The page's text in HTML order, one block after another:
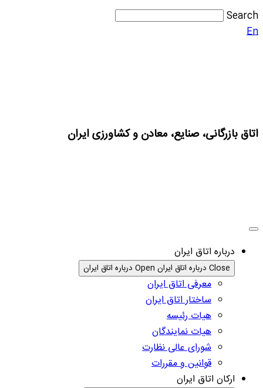
Search
En
اتاق بازرگانی، صنایع، معادن و کشاورزی ایران
درباره اتاق ایران
Close درباره اتاق ایران Open درباره اتاق ایران
معرفی اتاق ایران
ساختار اتاق ایران
هیات رئیسه
هیات نمایندگان
شورای عالی نظارت
قوانین و مقررات
ارکان اتاق ایران